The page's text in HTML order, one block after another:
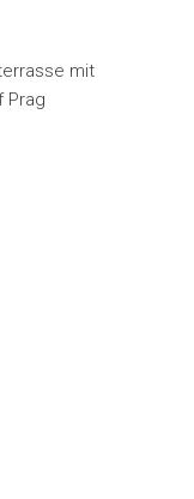
mit
Prag